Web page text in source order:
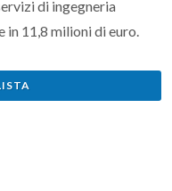
di ingegneria
in 11,8 milioni di euro.